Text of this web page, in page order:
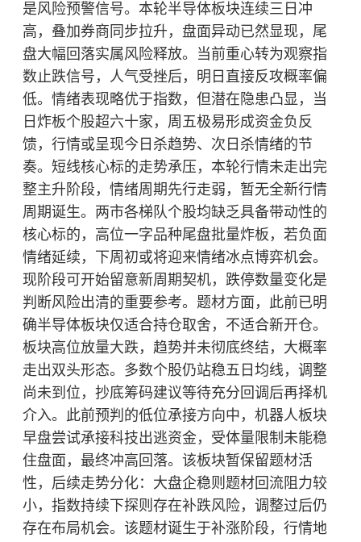
是风险预警信号。本轮半导体板块连续三日冲
高，叠加券商同步拉升，盘面异动已然显现，尾
盘大幅回落实属风险释放。当前重心转为观察指
数止跌信号，人气受挫后，明日直接反攻概率偏
低。情绪表现略优于指数，但潜在隐患凸显，当
日炸板个股超六十家，周五极易形成资金负反
馈，行情或呈现今日杀趋势、次日杀情绪的节
奏。短线核心标的走势承压，本轮行情未走出完
整主升阶段，情绪周期先行走弱，暂无全新行情
周期诞生。两市各梯队个股均缺乏具备带动性的
核心标的，高位一字品种尾盘批量炸板，若负面
情绪延续，下周初或将迎来情绪冰点博弈机会。
现阶段可开始留意新周期契机，跌停数量变化是
判断风险出清的重要参考。题材方面，此前已明
确半导体板块仅适合持仓取舍，不适合新开仓。
板块高位放量大跌，趋势并未彻底终结，大概率
走出双头形态。多数个股仍站稳五日均线，调整
尚未到位，抄底筹码建议等待充分回调后再择机
介入。此前预判的低位承接方向中，机器人板块
早盘尝试承接科技出逃资金，受体量限制未能稳
住盘面，最终冲高回落。该板块暂保留题材活
性，后续走势分化：大盘企稳则题材回流阻力较
小，指数持续下探则存在补跌风险，调整过后仍
存在布局机会。该题材诞生于补涨阶段，行情地